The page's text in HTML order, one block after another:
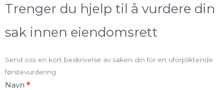
Trenger du hjelp til å vurdere din
sak innen eiendomsrett
Send oss en kort beskrivelse av saken din for en uforpliktende
førstevurdering
Kontakt
Navn *